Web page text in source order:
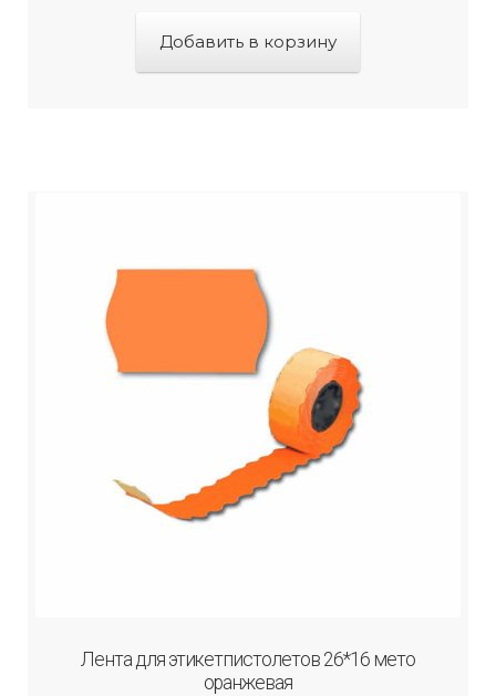
Добавить в корзину
Лента для этикетпистолетов 26*16 мето
оранжевая